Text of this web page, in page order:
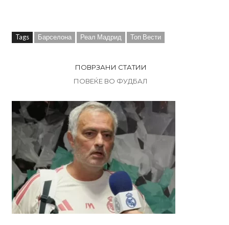
Tags Барселона Реал Мадрид Топ Вести
ПОВРЗАНИ СТАТИИ
ПОВЕЌЕ ВО ФУДБАЛ